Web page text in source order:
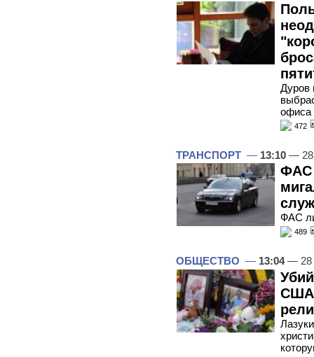
Дуров
офиса
472
ТРАНСПОРТ — 13:10 —
ФАС
ФАС
489
ОБЩЕСТВО — 13:04— 28
США